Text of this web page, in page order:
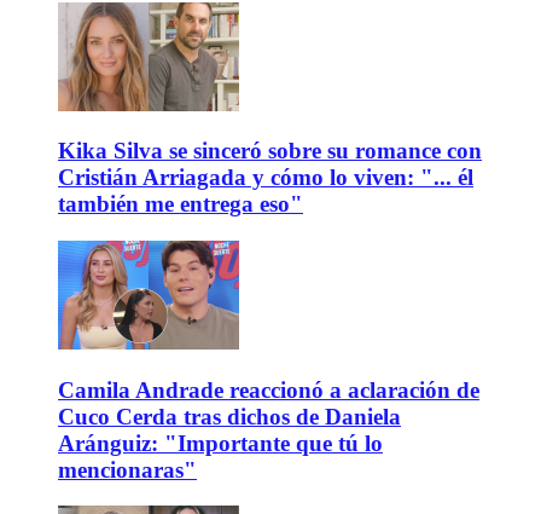
Kika Silva se sinceró sobre su romance con
Cristián Arriagada y cómo lo viven: "... él
también me entrega eso"
Camila Andrade reaccionó a aclaración de
Cuco Cerda tras dichos de Daniela
Aránguiz: "Importante que tú lo
mencionaras"